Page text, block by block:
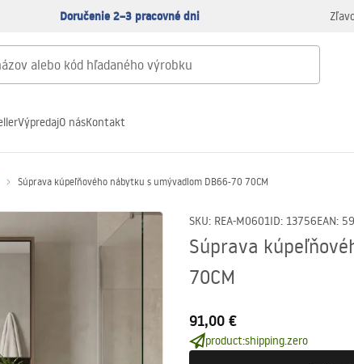
Doručenie 2–3 pracovné dni
VýpredajO násKontakt
Súprava kúpeľňového nábytku s umývadlom DB66-70 70CM
SKU: REA-M0601ID: 13756EAN:
Súprava
70CM
91,00 €
product:shipping.zero